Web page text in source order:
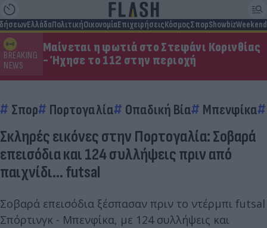
ΕλλάδαΠολιτικήΟικονομίαΕπιχειρήσειςΚόσμοςΣπορShowbizWeekend
BREAKING
NEWS
Μαίνεται η φωτιά στο Στεφάνι Κορινθίας
- Ήχησε το 112 στην περιοχή
Σπορ Πορτογαλία Οπαδική Βία Μπενφίκα
Σκληρές εικόνες στην Πορτογαλία: Σοβαρά
επεισόδια και 124 συλλήψεις πριν από
παιχνίδι... futsal
Σοβαρά επεισόδια ξέσπασαν πριν το ντέρμπι futsal
Σπόρτινγκ - Μπενφίκα, με 124 συλλήψεις και